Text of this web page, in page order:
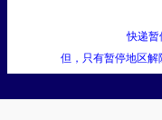
快递暂
但，只有暂停地区解